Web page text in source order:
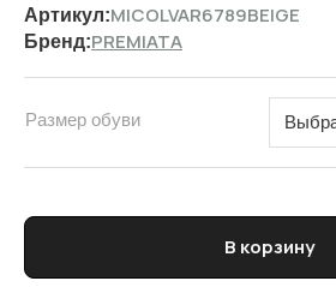
Артикул:MICOLVAR6789BEIGE
Бренд:PREMIATA
Размер обуви
Количество товара Кроссовки
В корзину